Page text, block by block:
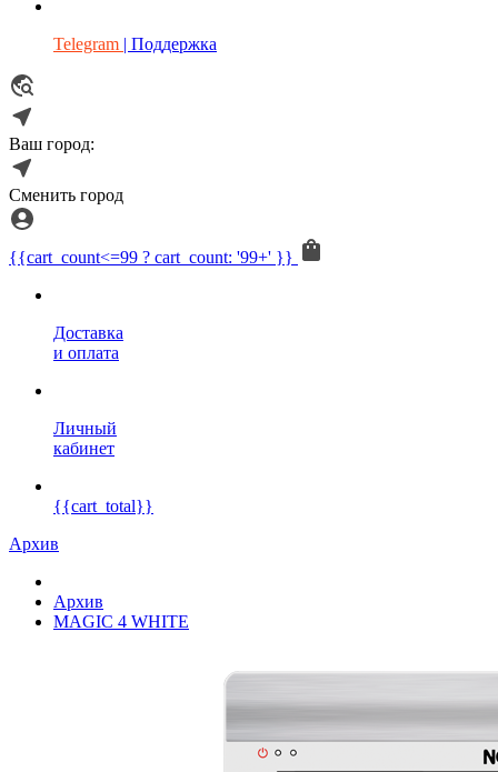
Telegram | Поддержка
Ваш город:
Сменить город
{{cart_count<=99 ? cart_count: '99+' }}
Доставка
и оплата
Личный
кабинет
{{cart_total}}
Архив
Архив
MAGIC 4 WHITE